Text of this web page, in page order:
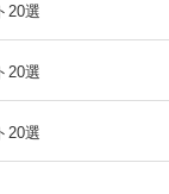
20選
20選
20選